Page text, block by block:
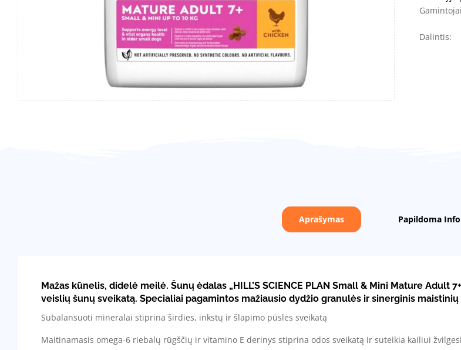
Dalintis:
Aprašymas Papildoma
Mažas kūnelis, didelė meilė. Šunų ėdalas „HILL’S SCIENCE PLAN Small & Mini Mature Adult
veislių šunų sveikatą. Specialiai pagamintos mažiausio dydžio granulės ir sinerginis
Subalansuoti mineralai stiprina širdies, inkstų ir šlapimo pūslės sveikatą
Maitinamasis omega-6 riebalų rūgščių ir vitamino E derinys stiprina odos sveikatą ir suteikia kailiui